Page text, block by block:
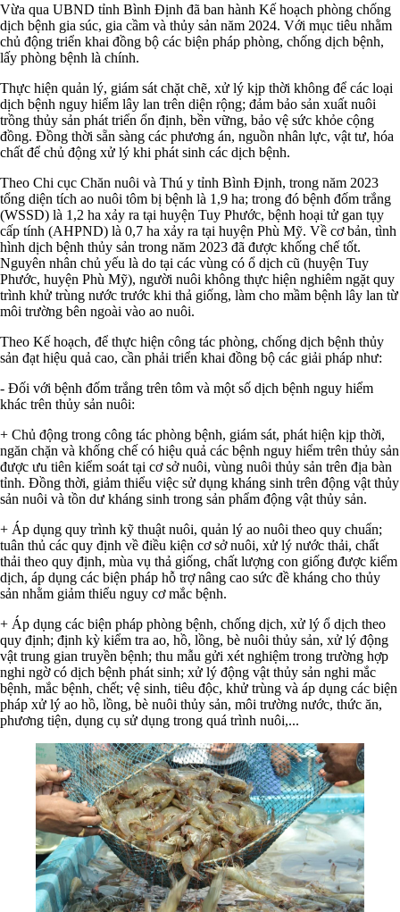
Vừa qua UBND tỉnh Bình Định đã ban hành Kế hoạch phòng chống
dịch bệnh gia súc, gia cầm và thủy sản năm 2024. Với mục tiêu nhằm
chủ động triển khai đồng bộ các biện pháp phòng, chống dịch bệnh,
lấy phòng bệnh là chính.
Thực hiện quản lý, giám sát chặt chẽ, xử lý kịp thời không để các loại
dịch bệnh nguy hiểm lây lan trên diện rộng; đảm bảo sản xuất nuôi
trồng thủy sản phát triển ổn định, bền vững, bảo vệ sức khỏe cộng
đồng. Đồng thời sẵn sàng các phương án, nguồn nhân lực, vật tư, hóa
chất để chủ động xử lý khi phát sinh các dịch bệnh.
Theo Chi cục Chăn nuôi và Thú y tỉnh Bình Định, trong năm 2023
tổng diện tích ao nuôi tôm bị bệnh là 1,9 ha; trong đó bệnh đốm trắng
(WSSD) là 1,2 ha xảy ra tại huyện Tuy Phước, bệnh hoại tử gan tụy
cấp tính (AHPND) là 0,7 ha xảy ra tại huyện Phù Mỹ. Về cơ bản, tình
hình dịch bệnh thủy sản trong năm 2023 đã được khống chế tốt.
Nguyên nhân chủ yếu là do tại các vùng có ổ dịch cũ (huyện Tuy
Phước, huyện Phù Mỹ), người nuôi không thực hiện nghiêm ngặt quy
trình khử trùng nước trước khi thả giống, làm cho mầm bệnh lây lan từ
môi trường bên ngoài vào ao nuôi.
Theo Kế hoạch, để thực hiện công tác phòng, chống dịch bệnh thủy
sản đạt hiệu quả cao, cần phải triển khai đồng bộ các giải pháp như:
- Đối với bệnh đốm trắng trên tôm và một số dịch bệnh nguy hiểm
khác trên thủy sản nuôi:
+ Chủ động trong công tác phòng bệnh, giám sát, phát hiện kịp thời,
ngăn chặn và khống chế có hiệu quả các bệnh nguy hiểm trên thủy sản
được ưu tiên kiểm soát tại cơ sở nuôi, vùng nuôi thủy sản trên địa bàn
tỉnh. Đồng thời, giảm thiểu việc sử dụng kháng sinh trên động vật thủy
sản nuôi và tồn dư kháng sinh trong sản phẩm động vật thủy sản.
+ Áp dụng quy trình kỹ thuật nuôi, quản lý ao nuôi theo quy chuẩn;
tuân thủ các quy định về điều kiện cơ sở nuôi, xử lý nước thải, chất
thải theo quy định, mùa vụ thả giống, chất lượng con giống được kiểm
dịch, áp dụng các biện pháp hỗ trợ nâng cao sức đề kháng cho thủy
sản nhằm giảm thiểu nguy cơ mắc bệnh.
+ Áp dụng các biện pháp phòng bệnh, chống dịch, xử lý ổ dịch theo
quy định; định kỳ kiểm tra ao, hồ, lồng, bè nuôi thủy sản, xử lý động
vật trung gian truyền bệnh; thu mẫu gửi xét nghiệm trong trường hợp
nghi ngờ có dịch bệnh phát sinh; xử lý động vật thủy sản nghi mắc
bệnh, mắc bệnh, chết; vệ sinh, tiêu độc, khử trùng và áp dụng các biện
pháp xử lý ao hồ, lồng, bè nuôi thủy sản, môi trường nước, thức ăn,
phương tiện, dụng cụ sử dụng trong quá trình nuôi,...